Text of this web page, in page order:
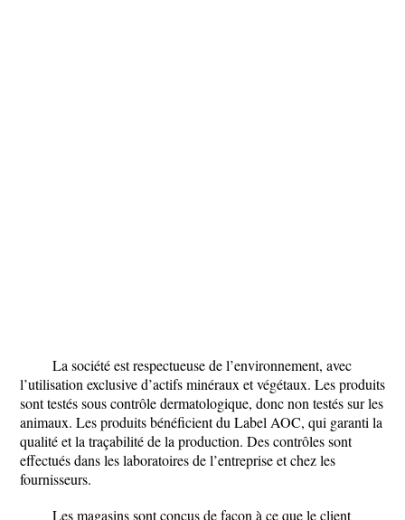
La société est respectueuse de l’environnement, avec
l’utilisation exclusive d’actifs minéraux et végétaux. Les produits
sont testés sous contrôle dermatologique, donc non testés sur les
animaux. Les produits bénéficient du Label AOC, qui garanti la
qualité et la traçabilité de la production. Des contrôles sont
effectués dans les laboratoires de l’entreprise et chez les
fournisseurs.
Les magasins sont conçus de façon à ce que le client